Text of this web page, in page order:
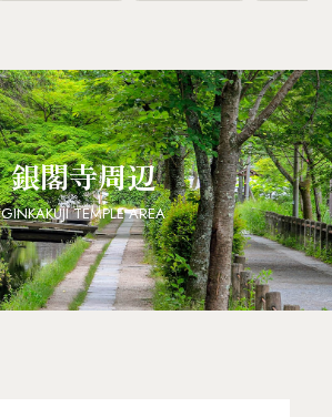
銀閣寺周辺
GINKAKUJI TEMPLE AREA